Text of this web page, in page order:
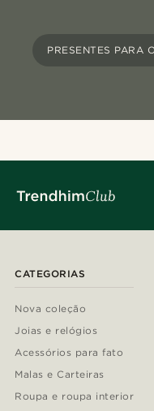
PRESENTES PARA
CATEGORIAS
Nova coleção
Joias e relógios
Acessórios para fato
Malas e Carteiras
Roupa e roupa interior